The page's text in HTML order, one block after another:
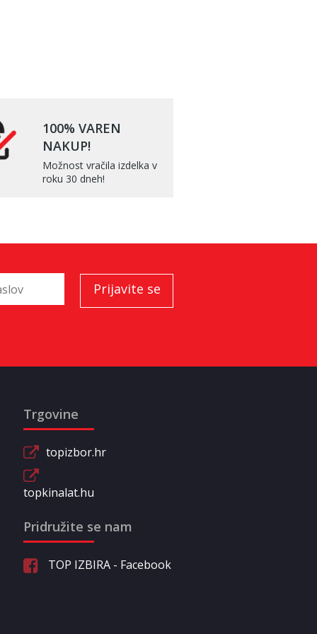
100% VAREN
NAKUP!
Možnost vračila izdelka v
roku 30 dneh!
Trgovine
topizbor.hr
topkinalat.hu
Pridružite se nam
TOP IZBIRA - Facebook